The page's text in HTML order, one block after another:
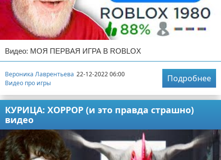
Видео: МОЯ ПЕРВАЯ ИГРА В ROBLOX
Вероника Лаврентьева 22-12-2022 06:00
Видео про игры
Подробнее
КУРИЦА: ХОРРОР (и это правда страшно)
видео